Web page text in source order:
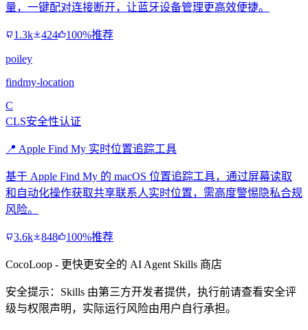
量，一键配对连接断开，让蓝牙设备管理更高效便捷。
1.3k 424 100%推荐
poiley
findmy-location
C
CLS安全性认证
📍 Apple Find My 实时位置追踪工具
基于 Apple Find My 的 macOS 位置追踪工具，通过屏幕读取
和自动化操作获取共享联系人实时位置，需高度警惕隐私合规
风险。
3.6k 848 100%推荐
CocoLoop - 更快更安全的 AI Agent Skills 商店
安全提示：Skills 由第三方开发者提供，执行前请查看安全评
级与权限声明，实际运行风险由用户自行承担。